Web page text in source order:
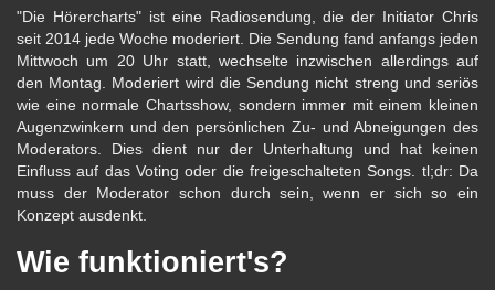
"Die Hörercharts" ist eine Radiosendung, die der Initiator Chris
seit 2014 jede Woche moderiert. Die Sendung fand anfangs jeden
Mittwoch um 20 Uhr statt, wechselte inzwischen allerdings auf
den Montag. Moderiert wird die Sendung nicht streng und seriös
wie eine normale Chartsshow, sondern immer mit einem kleinen
Augenzwinkern und den persönlichen Zu- und Abneigungen des
Moderators. Dies dient nur der Unterhaltung und hat keinen
Einfluss auf das Voting oder die freigeschalteten Songs. tl;dr: Da
muss der Moderator schon durch sein, wenn er sich so ein
Konzept ausdenkt.
Wie funktioniert's?